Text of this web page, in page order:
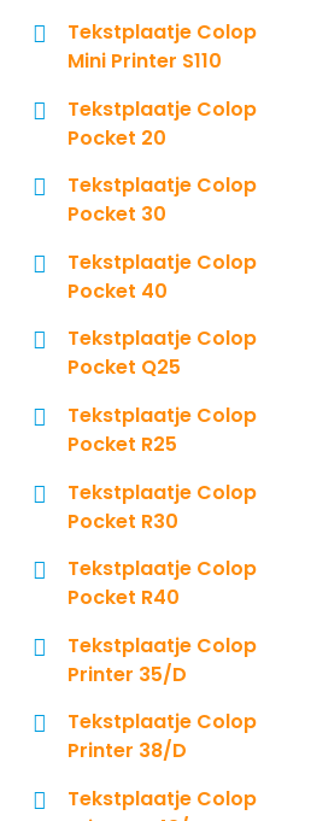
Tekstplaatje Colop
Mini Printer S110
Tekstplaatje Colop
Pocket 20
Tekstplaatje Colop
Pocket 30
Tekstplaatje Colop
Pocket 40
Tekstplaatje Colop
Pocket Q25
Tekstplaatje Colop
Pocket R25
Tekstplaatje Colop
Pocket R30
Tekstplaatje Colop
Pocket R40
Tekstplaatje Colop
Printer 35/D
Tekstplaatje Colop
Printer 38/D
Tekstplaatje Colop